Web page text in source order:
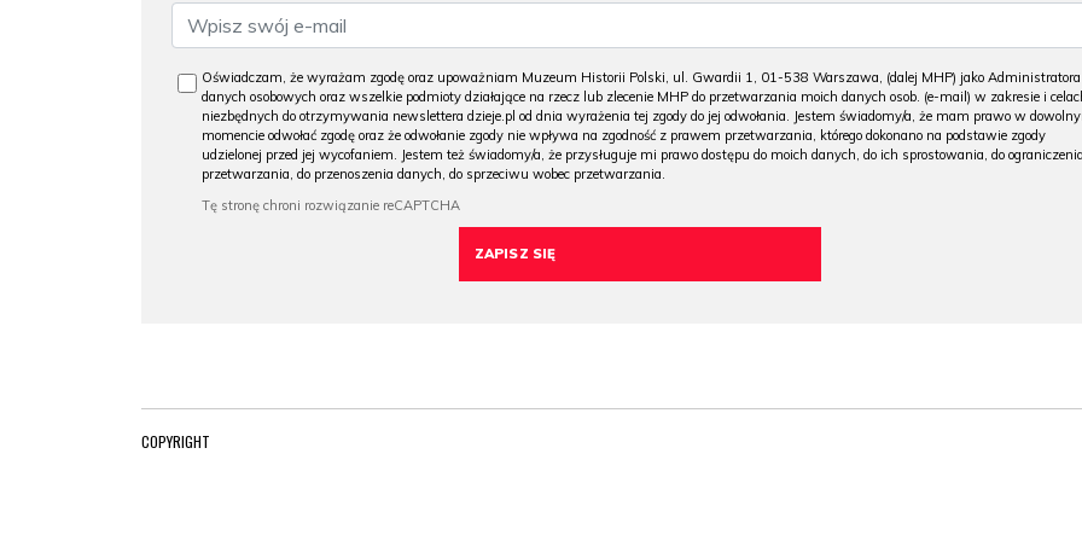
Oświadczam, że wyrażam zgodę oraz upoważniam Muzeum Historii Polski, ul. Gwardii 1, 01-538 Warszawa, (dalej MHP) jako Administratora
danych osobowych oraz wszelkie podmioty działające na rzecz lub zlecenie MHP do przetwarzania moich danych osob. (e-mail) w zakresie i
niezbędnych do otrzymywania newslettera dzieje.pl od dnia wyrażenia tej zgody do jej odwołania. Jestem świadomy/a, że mam prawo w
momencie odwołać zgodę oraz że odwołanie zgody nie wpływa na zgodność z prawem przetwarzania, którego dokonano na podstawie zgody
udzielonej przed jej wycofaniem. Jestem też świadomy/a, że przysługuje mi prawo dostępu do moich danych, do ich sprostowania, do ograniczenia
przetwarzania, do przenoszenia danych, do sprzeciwu wobec przetwarzania.
COPYRIGHT